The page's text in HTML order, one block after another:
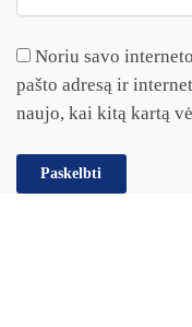
Noriu savo
pašto adresą ir
naujo, kai kitą kartą